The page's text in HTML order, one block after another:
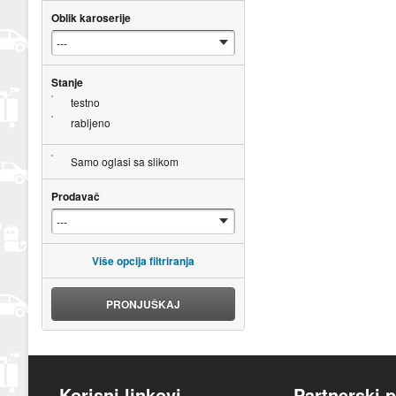
Oblik karoserije
Stanje
testno
rabljeno
Samo oglasi sa slikom
Prodavač
Više opcija filtriranja
PRONJUŠKAJ